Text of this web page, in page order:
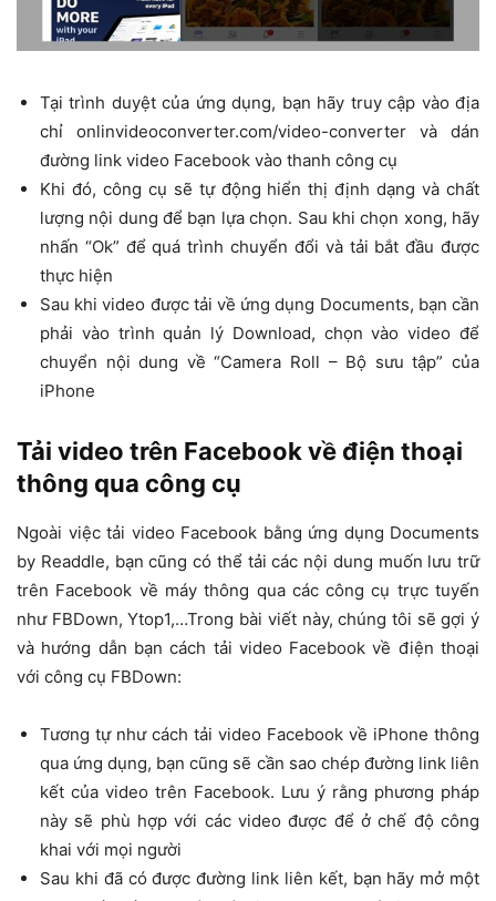
Tại trình duyệt của ứng dụng, bạn hãy truy cập vào địa
chỉ onlinvideoconverter.com/video-converter và dán
đường link video Facebook vào thanh công cụ
Khi đó, công cụ sẽ tự động hiển thị định dạng và chất
lượng nội dung để bạn lựa chọn. Sau khi chọn xong, hãy
nhấn “Ok” để quá trình chuyển đổi và tải bắt đầu được
thực hiện
Sau khi video được tải về ứng dụng Documents, bạn cần
phải vào trình quản lý Download, chọn vào video để
chuyển nội dung về “Camera Roll – Bộ sưu tập” của
iPhone
Tải video trên Facebook về điện thoại
thông qua công cụ
Ngoài việc tải video Facebook bằng ứng dụng Documents
by Readdle, bạn cũng có thể tải các nội dung muốn lưu trữ
trên Facebook về máy thông qua các công cụ trực tuyến
như FBDown, Ytop1,…Trong bài viết này, chúng tôi sẽ gợi ý
và hướng dẫn bạn cách tải video Facebook về điện thoại
với công cụ FBDown:
Tương tự như cách tải video Facebook về iPhone thông
qua ứng dụng, bạn cũng sẽ cần sao chép đường link liên
kết của video trên Facebook. Lưu ý rằng phương pháp
này sẽ phù hợp với các video được để ở chế độ công
khai với mọi người
Sau khi đã có được đường link liên kết, bạn hãy mở một